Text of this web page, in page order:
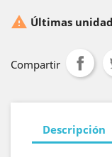
 Últimas
Compartir
Descripción